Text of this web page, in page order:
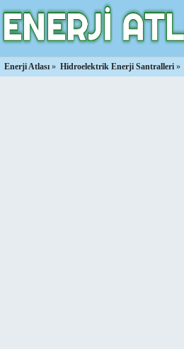
Enerji Atlası » Hidroelektrik Enerji Santralleri »